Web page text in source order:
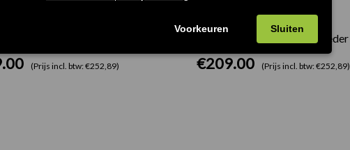
Zwart Kunstleder
(Prijs incl. btw: €252,89)
Matiz Armstoel Wit Kunstleder
€209.00 (Prijs incl. btw: €252,89)